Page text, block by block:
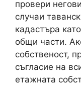
провери
случаи
кадастъра
общи части.
собственост,
съгласие на
етажната